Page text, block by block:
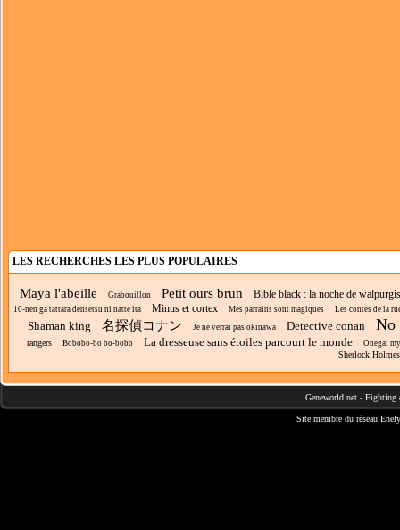
LES RECHERCHES LES PLUS POPULAIRES
Maya l'abeille Grabouillon Petit ours brun Bible black : la noche de walpurgis
10-nen ga tattara densetsu ni natte ita Minus et cortex Mes parrains sont magiques Les contes de la
Shaman king 名探偵コナン Je ne verrai pas okinawa Detective conan No
rangers Bobobo-bo bo-bobo La dresseuse sans étoiles parcourt le monde Onegai
Sherlock Holmes
Geneworld.net - Fighting
Site membre du réseau